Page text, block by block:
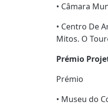
• Câmara
• Centro De
Mitos. O
Prémio
Prémio
• Museu do